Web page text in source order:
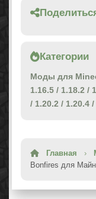
Категории
Моды для
1.16.5 / 1.18.2 /
/ 1.20.2 / 1.20.4 /
Главная ›
Bonfires для